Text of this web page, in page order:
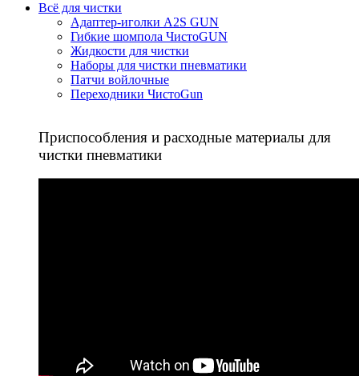
Всё для чистки
Адаптер-иголки A2S GUN
Гибкие шомпола ЧистоGUN
Жидкости для чистки
Наборы для чистки пневматики
Патчи войлочные
Переходники ЧистоGun
Приспособления и расходные материалы для
чистки пневматики